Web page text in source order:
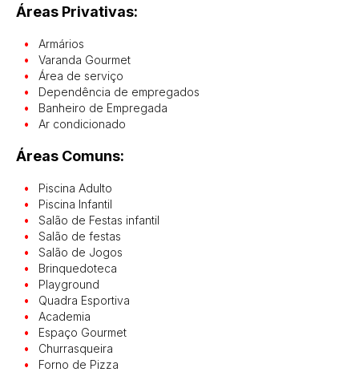
Áreas Privativas:
Armários
Varanda Gourmet
Área de serviço
Dependência de empregados
Banheiro de Empregada
Ar condicionado
Áreas Comuns:
Piscina Adulto
Piscina Infantil
Salão de Festas infantil
Salão de festas
Salão de Jogos
Brinquedoteca
Playground
Quadra Esportiva
Academia
Espaço Gourmet
Churrasqueira
Forno de Pizza